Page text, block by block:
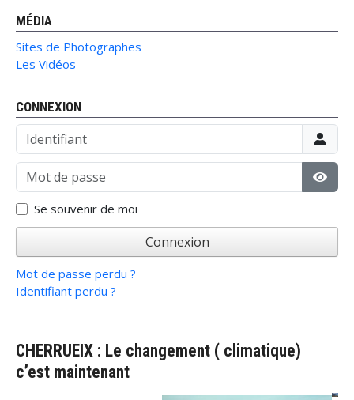
MÉDIA
Sites de Photographes
Les Vidéos
CONNEXION
Identifiant
Mot de passe
Se souvenir de moi
Connexion
Mot de passe perdu ?
Identifiant perdu ?
CHERRUEIX : Le changement ( climatique)
c’est maintenant